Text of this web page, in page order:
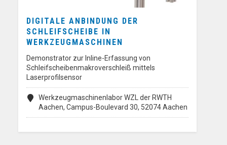
DIGITALE ANBINDUNG DER
SCHLEIFSCHEIBE IN
WERKZEUGMASCHINEN
Demonstrator zur Inline-Erfassung von
Schleifscheibenmakroverschleiß mittels
Laserprofilsensor
Werkzeugmaschinenlabor WZL der RWTH
Aachen, Campus-Boulevard 30, 52074 Aachen